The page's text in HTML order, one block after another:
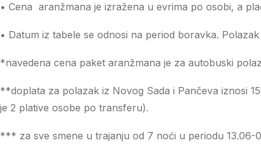
• Cena aranžmana je izražena u evrima po osobi, a
• Datum iz tabele se odnosi na period boravka.
*navedena cena paket aranžmana je za autobuski
**doplata za polazak iz Novog Sada i Pančeva iznosi
je 2 plative osobe po transferu).
*** za sve smene u trajanju od 7 noći u periodu 13.06-